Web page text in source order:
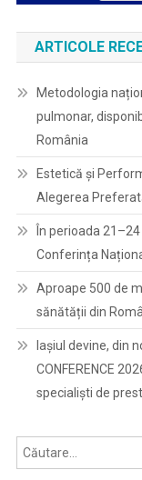
ARTICOLE
Metodologia
pulmonar,
România
Estetică și
Alegerea
În perioada
Conferința
Aproape 500 de
sănătății din
Iașiul devine, din
CONFERENCE
specialiști de